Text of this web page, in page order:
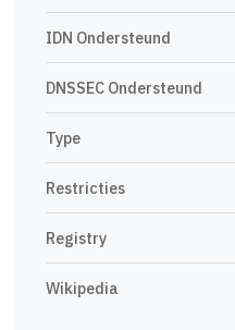
IDN Ondersteund
DNSSEC Ondersteund
Type
Restricties
Registry
Wikipedia